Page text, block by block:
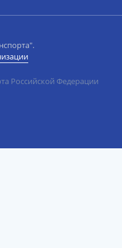
Российской Федерации